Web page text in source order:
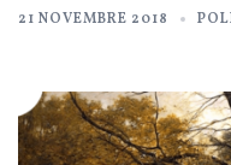
21 NOVEMBRE 2018